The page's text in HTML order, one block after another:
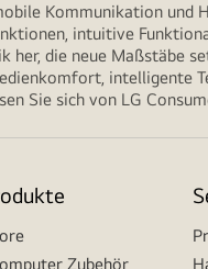
Kommunikation und
intuitive
die neue Maßstäbe
intelligente
Sie sich von LG
Zubehör